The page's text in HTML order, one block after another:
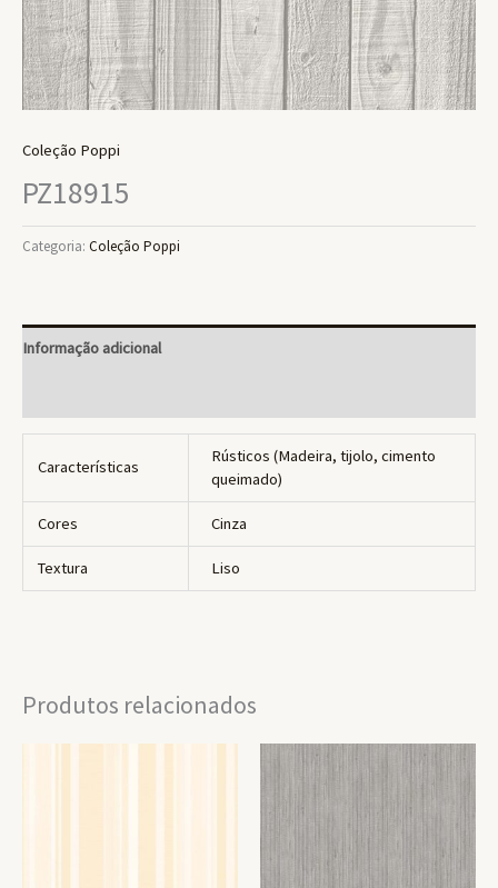
Coleção Poppi
PZ18915
Categoria: Coleção Poppi
Informação adicional
Características
Rústicos (Madeira, tijolo, cimento
queimado)
Cores Cinza
Textura Liso
Produtos relacionados